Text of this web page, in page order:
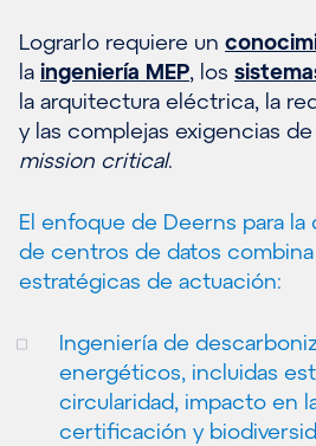
Lograrlo requiere un
la ingeniería MEP, los
la arquitectura eléctrica, la
y las complejas exigencias
mission critical.
El enfoque de Deerns para
de centros de datos combina
estratégicas de actuación:
Ingeniería de
energéticos, incluidas
circularidad, impacto en
certificación y